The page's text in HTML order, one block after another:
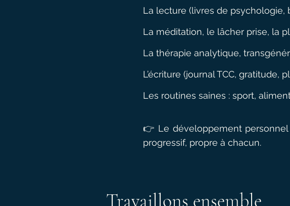
La lecture (livres de psychologie,
La méditation, le lâcher prise, la
La thérapie analytique,
L’écriture (journal TCC, gratitude,
Les routines saines : sport,
👉 Le développement personnel
progressif, propre à chacun.
Travaillons ensemble